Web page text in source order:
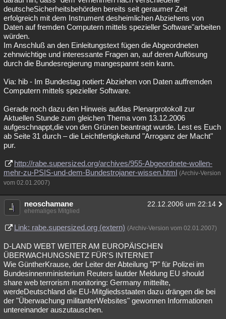
deutscheSicherheitsbehörden bereits seit geraumer Zeit
erfolgreich mit dem Instrument desheimlichen Abziehens von
Daten auf fremden Computern mittels spezieller Software"arbeiten
würden.
Im Anschluß an den Einleitungstext fügen die Abgeordneten
zehnwichtige und interessante Fragen an, auf deren Auflösung
durch die Bundesregierung mangespannt sein kann.
Via: hib - Im Bundestag notiert: Abziehen von Daten auffremden
Computern mittels spezieller Software.
Gerade noch dazu den Hinweis aufdas Plenarprotokoll zur
Aktuellen Stunde zum gleichen Thema vom 13.12.2006
aufgeschnappt,die von den Grünen beantragt wurde. Lest es Euch
ab Seite 31 durch – die Leichtfertigkeitund "Arroganz der Macht"
pur.
http://rabe.supersized.org/archives/955-Abgeordnete-wollen-
mehr-zu-PSIS-und-dem-Bundestrojaner-wissen.html (Archiv-Version
vom 02.01.2007)
neoschamane 22.12.2006 um 22:14
ehemaliges Mitglied
Link: rabe.supersized.org (extern) (Archiv-Version vom 02.01.2007)
D-LAND WEBT WEITER AM EUROPÄISCHEN
ÜBERWACHUNGSNETZ FÜR'S INTERNET
Wie GüntherKrause, der Leiter der Abteilung "P" für Polizei im
Bundesinnenministerium Reuters lautder Meldung EU should
share web terrorism monitoring: Germany mitteilte,
werdeDeutschland die EU-Mitgliedsstaaten dazu drängen die bei
der "Überwachung militanterWebsites" gewonnen Informationen
untereinander auszutauschen.